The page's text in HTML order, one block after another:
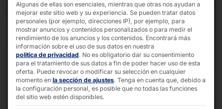
Algunas de ellas son esenciales, mientras que otras nos ayudan a
mejorar este sitio web y su experiencia. Se pueden tratar datos
personales (por ejemplo, direcciones IP), por ejemplo, para
mostrar anuncios y contenidos personalizados o para medir el
rendimiento de los anuncios y los contenidos. Encontrará más
información sobre el uso de sus datos en nuestra
política de privacidad. No es obligatorio dar su consentimiento
para el tratamiento de sus datos a fin de poder hacer uso de esta
oferta. Puede revocar o modificar su selección en cualquier
momento en la sección de ajustes. Tenga en cuenta que, debido a
la configuración personal, es posible que no todas las funciones
del sitio web estén disponibles.